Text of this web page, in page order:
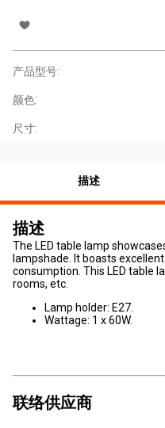
产品型号:
颜色:
尺寸:
描述
描述
The LED table lamp
lampshade. It boasts
consumption. This LED table
rooms, etc.
Lamp holder: E27.
Wattage: 1 x 60W.
联络供应商